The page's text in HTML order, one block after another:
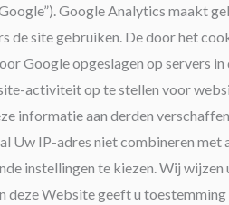
Google Analytics maakt
de site gebruiken. De door het
Google opgeslagen op servers in
activiteit op te stellen voor
informatie aan derden
Uw IP-adres niet combineren met
instellingen te kiezen. Wij wijzen
deze Website geeft u